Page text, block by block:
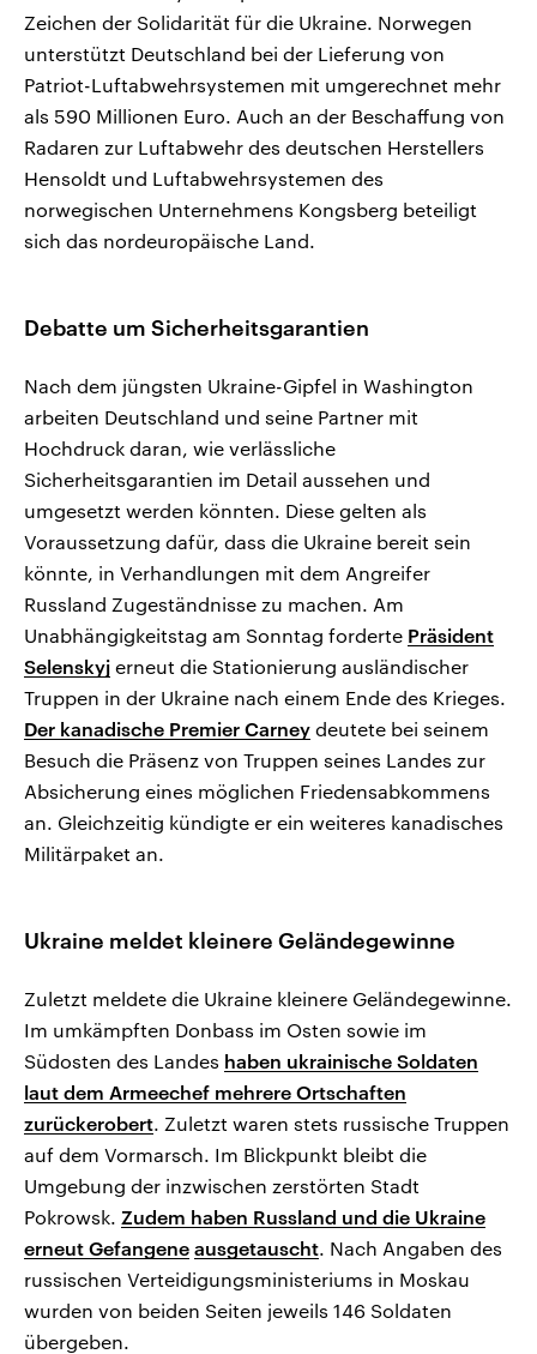
Zeichen der Solidarität für die Ukraine. Norwegen
unterstützt Deutschland bei der Lieferung von
Patriot-Luftabwehrsystemen mit umgerechnet mehr
als 590 Millionen Euro. Auch an der Beschaffung von
Radaren zur Luftabwehr des deutschen Herstellers
Hensoldt und Luftabwehrsystemen des
norwegischen Unternehmens Kongsberg beteiligt
sich das nordeuropäische Land.
Debatte um Sicherheitsgarantien
Nach dem jüngsten Ukraine-Gipfel in Washington
arbeiten Deutschland und seine Partner mit
Hochdruck daran, wie verlässliche
Sicherheitsgarantien im Detail aussehen und
umgesetzt werden könnten. Diese gelten als
Voraussetzung dafür, dass die Ukraine bereit sein
könnte, in Verhandlungen mit dem Angreifer
Russland Zugeständnisse zu machen. Am
Unabhängigkeitstag am Sonntag forderte Präsident
Selenskyj erneut die Stationierung ausländischer
Truppen in der Ukraine nach einem Ende des Krieges.
Der kanadische Premier Carney deutete bei seinem
Besuch die Präsenz von Truppen seines Landes zur
Absicherung eines möglichen Friedensabkommens
an. Gleichzeitig kündigte er ein weiteres kanadisches
Militärpaket an.
Ukraine meldet kleinere Geländegewinne
Zuletzt meldete die Ukraine kleinere Geländegewinne.
Im umkämpften Donbass im Osten sowie im
Südosten des Landes haben ukrainische Soldaten
laut dem Armeechef mehrere Ortschaften
zurückerobert. Zuletzt waren stets russische Truppen
auf dem Vormarsch. Im Blickpunkt bleibt die
Umgebung der inzwischen zerstörten Stadt
Pokrowsk. Zudem haben Russland und die Ukraine
erneut Gefangene ausgetauscht. Nach Angaben des
russischen Verteidigungsministeriums in Moskau
wurden von beiden Seiten jeweils 146 Soldaten
übergeben.